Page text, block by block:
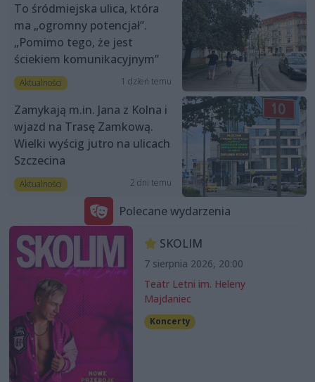
To śródmiejska ulica, która
ma „ogromny potencjał”.
„Pomimo tego, że jest
ściekiem komunikacyjnym”
Aktualności 1 dzień temu
Zamykają m.in. Jana z Kolna i
wjazd na Trasę Zamkową.
Wielki wyścig jutro na ulicach
Szczecina
Aktualności 2 dni temu
Polecane wydarzenia
SKOLIM
7 sierpnia 2026, 20:00
Teatr Letni im. Heleny
Majdaniec
Koncerty